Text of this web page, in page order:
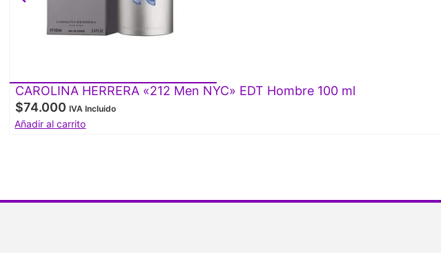
CAROLINA HERRERA «212 Men NYC» EDT Hombre 100 ml
$74.000 IVA Incluido
Añadir al carrito